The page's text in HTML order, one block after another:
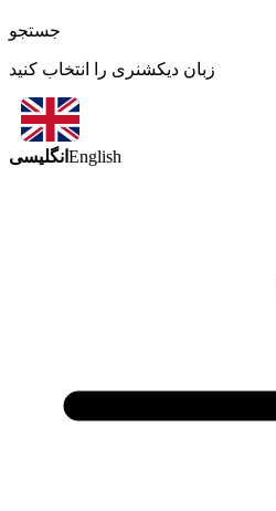
جستجو
زبان دیکشنری را انتخاب کنید
انگلیسی English